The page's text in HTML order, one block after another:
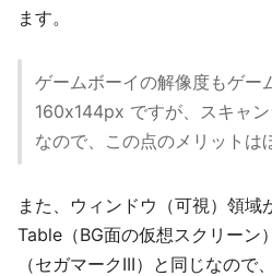
ます。
ゲームボーイの解像度もゲー
160x144px ですが、スキャ
なので、この点のメリットは
また、ウィンドウ（可視）領域
Table（BG面の仮想スクリーン
（セガマークIII）と同じなので、